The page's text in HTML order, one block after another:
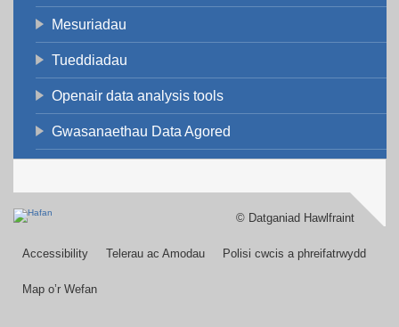
Mesuriadau
Tueddiadau
Openair data analysis tools
Gwasanaethau Data Agored
Footer
menu
© Datganiad Hawlfraint
Accessibility Telerau ac Amodau Polisi cwcis a phreifatrwydd
Map o’r Wefan